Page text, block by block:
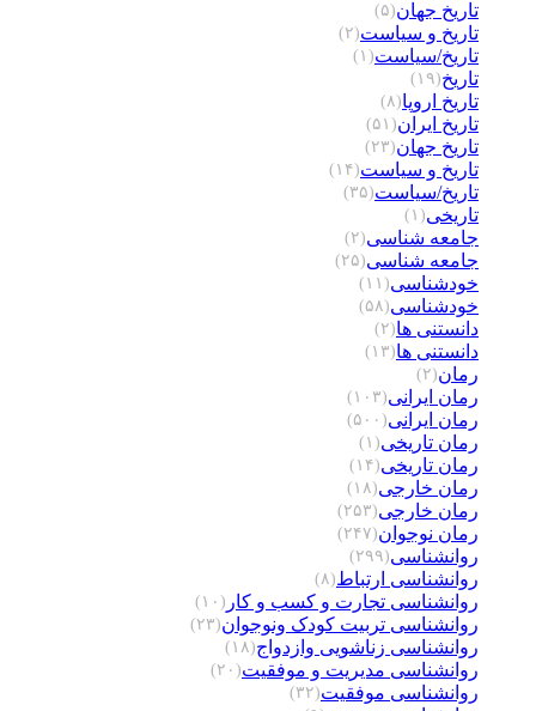
تاریخ جهان(۵)
تاریخ و سیاست(۲)
تاریخ/سیاست(۱)
تاریخ(۱۹)
تاریخ اروپا(۸)
تاریخ ایران(۵۱)
تاریخ جهان(۲۳)
تاریخ و سیاست(۱۴)
تاریخ/سیاست(۳۵)
تاریخی(۱)
جامعه شناسی(۲)
جامعه شناسی(۲۵)
خودشناسی(۱۱)
خودشناسی(۵۸)
دانستنی ها(۲)
دانستنی ها(۱۳)
رمان(۲)
رمان ایرانی(۱۰۳)
رمان ایرانی(۵۰۰)
رمان تاریخی(۱)
رمان تاریخی(۱۴)
رمان خارجی(۱۸)
رمان خارجی(۲۵۳)
رمان نوجوان(۲۴۷)
روانشناسی(۲۹۹)
روانشناسی ارتباط(۸)
روانشناسی تجارت و کسب و کار (۱۰)
روانشناسی تربیت کودک ونوجوان(۲۳)
روانشناسی زناشویی وازدواج(۱۸)
روانشناسی مدیریت و موفقیت(۲۰)
روانشناسی موفقیت(۳۲)